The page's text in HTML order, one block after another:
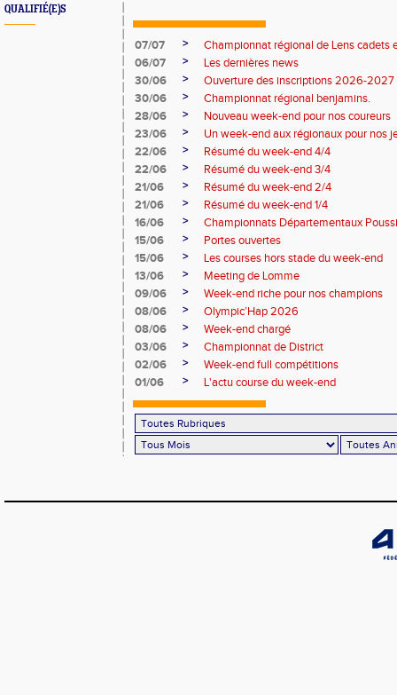
QUALIFIÉ(E)S
07/07 >
Championnat régional de Lens cadets
06/07
>
Les dernières news
30/06
>
Ouverture des inscriptions 2026-2027
30/06
>
Championnat régional benjamins.
28/06
>
Nouveau week-end pour nos coureurs
23/06
>
Un week-end aux régionaux pour nos
22/06
>
Résumé du week-end 4/4
22/06
>
Résumé du week-end 3/4
21/06
>
Résumé du week-end 2/4
21/06
>
Résumé du week-end 1/4
16/06
>
Championnats Départementaux
15/06
>
Portes ouvertes
15/06
>
Les courses hors stade du week-end
13/06
>
Meeting de Lomme
09/06
>
Week-end riche pour nos champions
08/06
>
Olympic’Hap 2026
08/06
>
Week-end chargé
03/06
>
Championnat de District
02/06
>
Week-end full compétitions
01/06
> L'actu course du week-end